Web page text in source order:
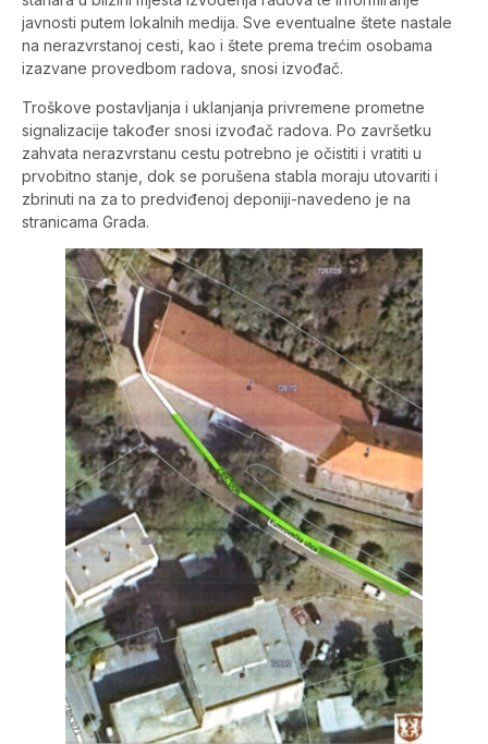
javnosti putem lokalnih medija. Sve eventualne štete nastale
na nerazvrstanoj cesti, kao i štete prema trećim osobama
izazvane provedbom radova, snosi izvođač.
Troškove postavljanja i uklanjanja privremene prometne
signalizacije također snosi izvođač radova. Po završetku
zahvata nerazvrstanu cestu potrebno je očistiti i vratiti u
prvobitno stanje, dok se porušena stabla moraju utovariti i
zbrinuti na za to predviđenoj deponiji-navedeno je na
stranicama Grada.